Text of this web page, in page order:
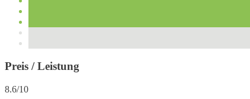
Preis / Leistung
8.6/10